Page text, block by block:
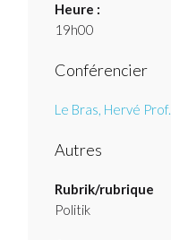
Heure :
19h00
Conférencier
Le Bras, Hervé Prof.
Autres
Rubrik/rubrique
Politik